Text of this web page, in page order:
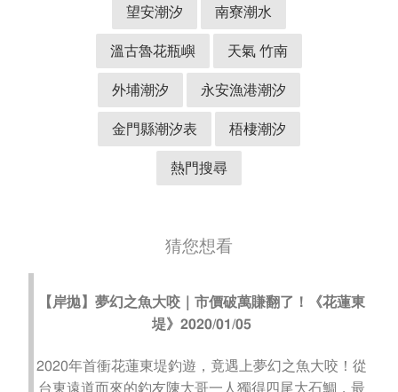
望安潮汐 南寮潮水
溫古魯花瓶嶼 天氣 竹南
外埔潮汐 永安漁港潮汐
金門縣潮汐表 梧棲潮汐
熱門搜尋
猜您想看
【岸拋】夢幻之魚大咬｜市價破萬賺翻了！《花蓮東
堤》2020/01/05
2020年首衝花蓮東堤釣遊，竟遇上夢幻之魚大咬！從
台東遠道而來的釣友陳大哥一人獨得四尾大石鯛，最